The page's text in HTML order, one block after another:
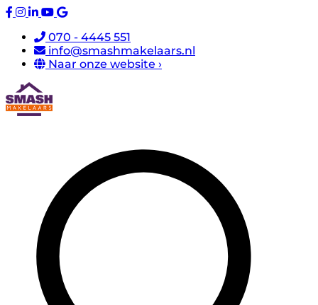
070 - 4445 551
info@smashmakelaars.nl
Naar onze website ›